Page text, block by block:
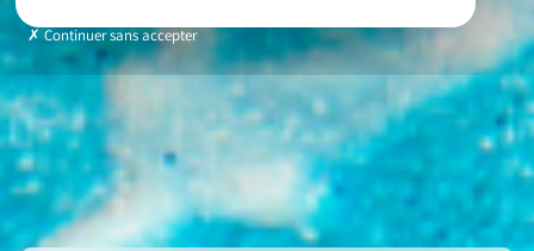
Continuer sans accepter